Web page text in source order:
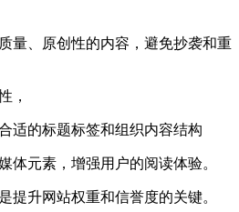
量、原创性的内容，避免抄袭和重
，
适的标题标签和组织内容结构
体元素，增强用户的阅读体验‌。
提升网站权重和信誉度的关键。